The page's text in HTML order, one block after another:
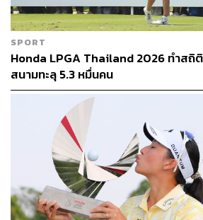
SPORT
Honda LPGA Thailand 2026 ทำสถิ
สนามทะลุ 5.3 หมื่นคน